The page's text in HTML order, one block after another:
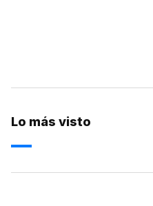
Lo más visto